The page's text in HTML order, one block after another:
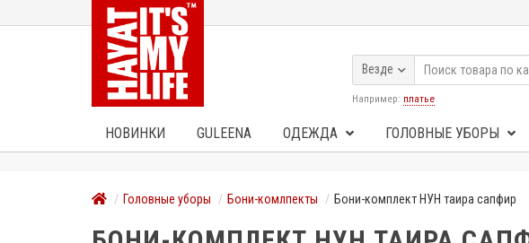
Везде
Например: платье
НОВИНКИ GULEENA ОДЕЖДА ГОЛОВНЫЕ УБОРЫ
Головные уборы Бони-комлпекты Бони-комплект НУН таира сапфир